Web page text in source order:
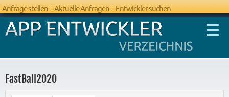
Anfrage stellen Aktuelle Anfragen Entwickler suchen
FastBall2020